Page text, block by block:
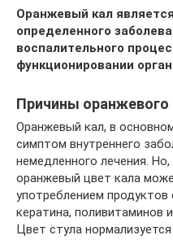
Оранжевый кал
определенного
воспалительного
функционировании
Причины оранжевого
Оранжевый кал, в
симптом внутреннего
немедленного лечения.
оранжевый цвет кала
употреблением
кератина, поливитаминов
Цвет стула